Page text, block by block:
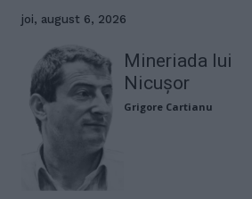
joi, august 6, 2026
Mineriada lui
Nicușor
Grigore Cartianu